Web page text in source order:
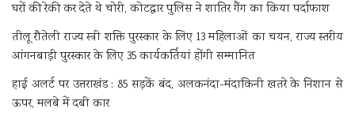
घरों की रेकी कर देते थे चोरी, कोटद्वार पुलिस ने शातिर गैंग का किया पर्दाफाश
तीलू रौतेली राज्य स्त्री शक्ति पुरस्कार के लिए 13 महिलाओं का चयन, राज्य स्तरीय
आंगनबाड़ी पुरस्कार के लिए 35 कार्यकर्तियां होंगी सम्मानित
हाई अलर्ट पर उत्तराखंड : 85 सड़कें बंद, अलकनंदा-मंदाकिनी खतरे के निशान से
ऊपर, मलबे में दबी कार